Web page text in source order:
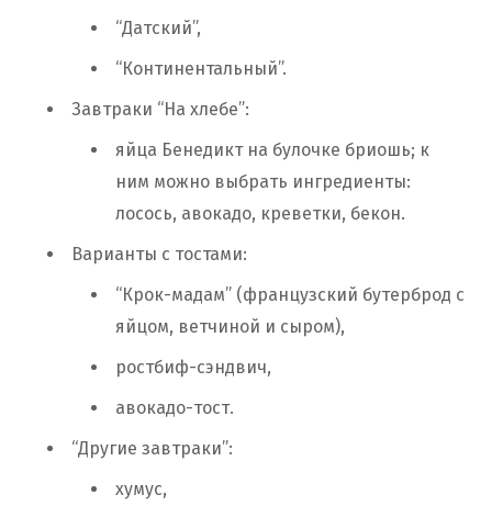
“Датский”,
“Континентальный”.
Завтраки “На хлебе”:
яйца Бенедикт на булочке бриошь; к
ним можно выбрать ингредиенты:
лосось, авокадо, креветки, бекон.
Варианты с тостами:
“Крок-мадам” (французский бутерброд с
яйцом, ветчиной и сыром),
ростбиф-сэндвич,
авокадо-тост.
“Другие завтраки”:
хумус,